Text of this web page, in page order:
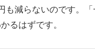
も減らないのです。
るはずです。